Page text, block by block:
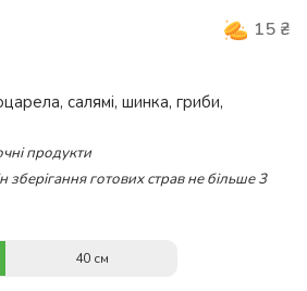
15 ₴
салямі, шинка, гриби,
продукти
готових страв не більше 3
40 см